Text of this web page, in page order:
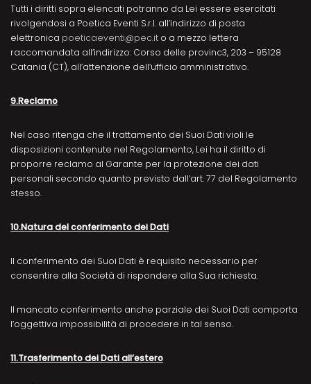
Tutti i diritti sopra elencati potranno da Lei essere esercitati
rivolgendosi a Poetica Eventi S.r.l. all’indirizzo di posta
elettronica poeticaeventi@pec.it o a mezzo lettera
raccomandata all’indirizzo: Corso delle provinc3, 203 – 95128
Catania (CT), all’attenzione dell’ufficio amministrativo.
9.Reclamo
Nel caso ritenga che il trattamento dei Suoi Dati violi le
disposizioni contenute nel Regolamento, Lei ha il diritto di
proporre reclamo al Garante per la protezione dei dati
personali secondo quanto previsto dall’art. 77 del Regolamento
stesso.
10.Natura del conferimento dei Dati
Il conferimento dei Suoi Dati è requisito necessario per
consentire alla Società di rispondere alla Sua richiesta.
Il mancato conferimento anche parziale dei Suoi Dati comporta
l’oggettiva impossibilità di procedere in tal senso.
11.Trasferimento dei Dati all’estero